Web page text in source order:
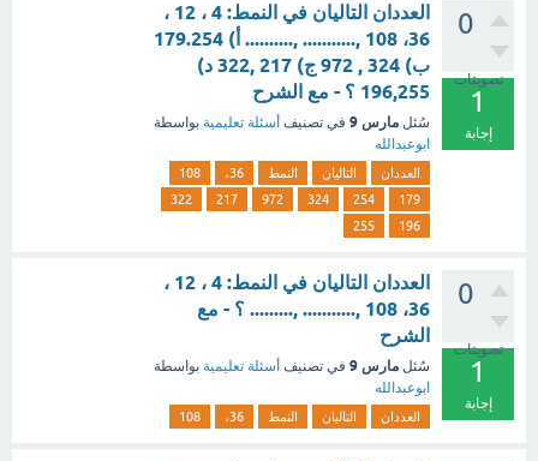
0
تصويتات
1
إجابة
العددان التاليان في النمط: 4 ، 12 ،
36، 108 ,........... ,.......... أ) 179.254
ب) 324 , 972 ج) 217 ,322 د)
196,255 ؟ - مع الشرح
سُئل مارس 9 في تصنيف أسئلة تعليمية بواسطة
ابوعبدالله
العددان التاليان النمط 36،
108
179
254
324
972
217
322
196
255
0
تصويتات
1
إجابة
العددان التاليان في النمط: 4 ، 12 ،
36، 108 ,........... ,......... ؟ - مع
الشرح
سُئل مارس 9 في تصنيف أسئلة تعليمية بواسطة
ابوعبدالله
العددان التاليان النمط 36، 108